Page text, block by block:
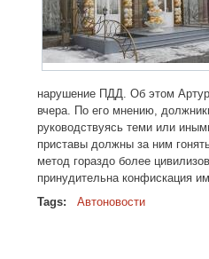
нарушение ПДД. Об этом
вчера. По его мнению,
руководствуясь теми или
приставы должны за ним
метод гораздо более
принудительна конфискация
Tags:
Автоновости